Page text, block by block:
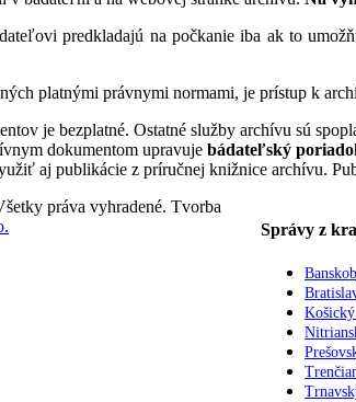
predkladajú na počkanie iba ak to
platnými právnymi normami, je prístup k
je bezplatné. Ostatné služby archívu sú
dokumentom upravuje bádateľský
aj publikácie z príručnej knižnice archívu.
Správy z
práva vyhradené. Tvorba